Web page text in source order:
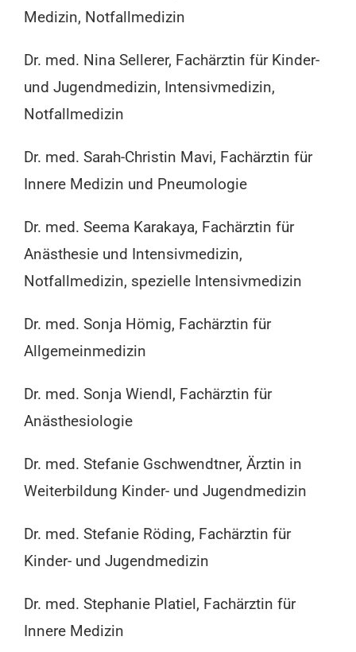
Medizin, Notfallmedizin
Dr. med. Nina Sellerer, Fachärztin für Kinder-
und Jugendmedizin, Intensivmedizin,
Notfallmedizin
Dr. med. Sarah-Christin Mavi, Fachärztin für
Innere Medizin und Pneumologie
Dr. med. Seema Karakaya, Fachärztin für
Anästhesie und Intensivmedizin,
Notfallmedizin, spezielle Intensivmedizin
Dr. med. Sonja Hömig, Fachärztin für
Allgemeinmedizin
Dr. med. Sonja Wiendl, Fachärztin für
Anästhesiologie
Dr. med. Stefanie Gschwendtner, Ärztin in
Weiterbildung Kinder- und Jugendmedizin
Dr. med. Stefanie Röding, Fachärztin für
Kinder- und Jugendmedizin
Dr. med. Stephanie Platiel, Fachärztin für
Innere Medizin